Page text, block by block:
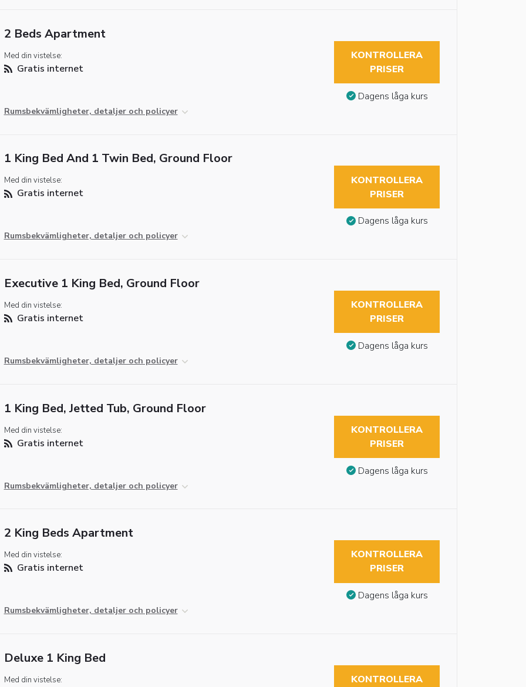
2 Beds Apartment
Med din vistelse:
Gratis internet
Rumsbekvämligheter, detaljer och policyer
KONTROLLERA
PRISER
Dagens låga kurs
1 King Bed And 1 Twin Bed, Ground Floor
Med din vistelse:
Gratis internet
Rumsbekvämligheter, detaljer och policyer
KONTROLLERA
PRISER
Dagens låga kurs
Executive 1 King Bed, Ground Floor
Med din vistelse:
Gratis internet
Rumsbekvämligheter, detaljer och policyer
KONTROLLERA
PRISER
Dagens låga kurs
1 King Bed, Jetted Tub, Ground Floor
Med din vistelse:
Gratis internet
Rumsbekvämligheter, detaljer och policyer
KONTROLLERA
PRISER
Dagens låga kurs
2 King Beds Apartment
Med din vistelse:
Gratis internet
Rumsbekvämligheter, detaljer och policyer
KONTROLLERA
PRISER
Dagens låga kurs
Deluxe 1 King Bed
Med din vistelse: KONTROLLERA